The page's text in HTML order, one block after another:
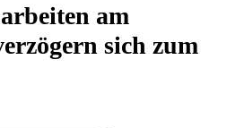
am
sich zum